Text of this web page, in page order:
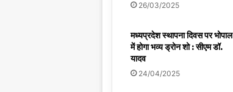
26/03/2025
मध्यप्रदेश स्थापना दिवस पर भोपाल
में होगा भव्य ड्रोन शो : सीएम डॉ.
यादव
24/04/2025